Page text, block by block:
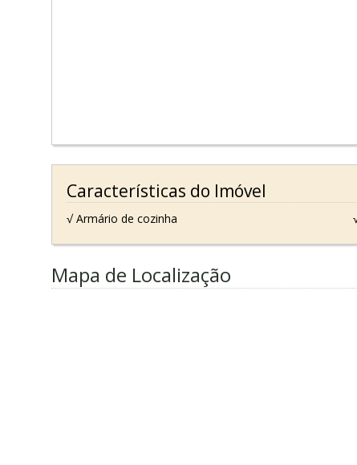
Características do Imóvel
√ Armário de cozinha
Mapa de Localização